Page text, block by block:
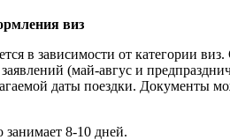
виз
в зависимости от категории
(май-авгус и
даты поездки. Документы
8-10 дней.